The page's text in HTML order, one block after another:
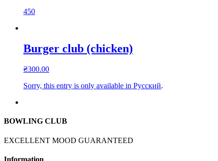
450
Burger club (chicken)
₴300.00
Sorry, this entry is only available in Русский.
BOWLING CLUB
EXCELLENT MOOD GUARANTEED
Information